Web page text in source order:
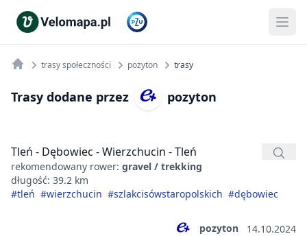
trasy społeczności pozyton trasy
Trasy dodane przez pozyton
Tleń - Dębowiec - Wierzchucin - Tleń
rekomendowany rower: gravel / trekking
długość: 39.2 km
#tleń #wierzchucin #szlakcisówstaropolskich #dębowiec
pozyton 14.10.2024